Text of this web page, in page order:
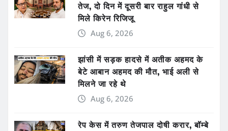
तेज, दो दिन में दूसरी बार राहुल गांधी से
मिले किरेन रिजिजू
Aug 6, 2026
झांसी में सड़क हादसे में अतीक अहमद के
बेटे आबान अहमद की मौत, भाई अली से
मिलने जा रहे थे
Aug 6, 2026
रेप केस में तरुण तेजपाल दोषी करार, बॉम्बे